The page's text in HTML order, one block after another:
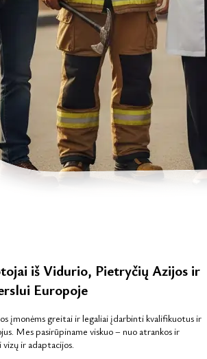
iš Vidurio, Pietryčių Azijos ir
Europoje
įmonėms greitai ir legaliai įdarbinti kvalifikuotus ir
Mes pasirūpiname viskuo – nuo atrankos ir
ir adaptacijos.